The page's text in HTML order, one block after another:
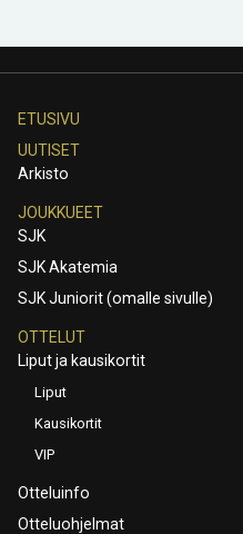
ETUSIVU
UUTISET
Arkisto
JOUKKUEET
SJK
SJK Akatemia
SJK Juniorit (omalle sivulle)
OTTELUT
Liput ja kausikortit
Liput
Kausikortit
VIP
Otteluinfo
Otteluohjelmat